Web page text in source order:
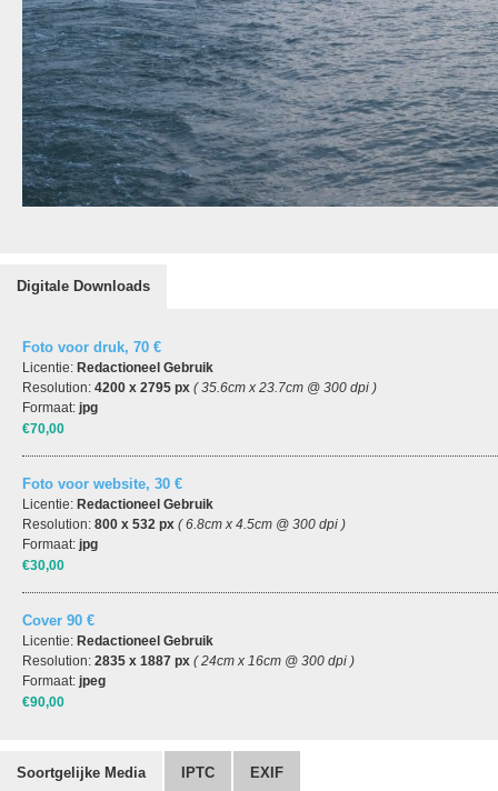
Digitale Downloads
Foto voor druk, 70 €
Licentie: Redactioneel Gebruik
Resolution: 4200 x 2795 px ( 35.6cm x 23.7cm @ 300 dpi )
Formaat: jpg
€70,00
Foto voor website, 30 €
Licentie: Redactioneel Gebruik
Resolution: 800 x 532 px ( 6.8cm x 4.5cm @ 300 dpi )
Formaat: jpg
€30,00
Cover 90 €
Licentie: Redactioneel Gebruik
Resolution: 2835 x 1887 px ( 24cm x 16cm @ 300 dpi )
Formaat: jpeg
€90,00
Soortgelijke Media IPTC EXIF